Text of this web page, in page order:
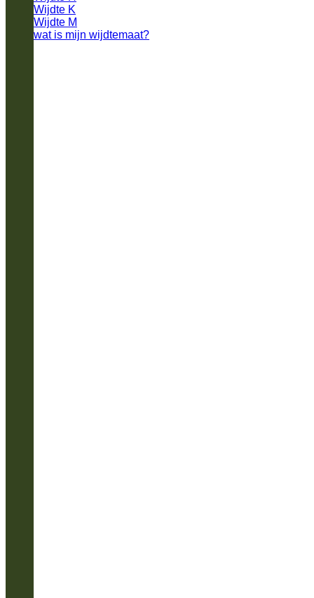
Wijdte K
Wijdte M
wat is mijn wijdtemaat?